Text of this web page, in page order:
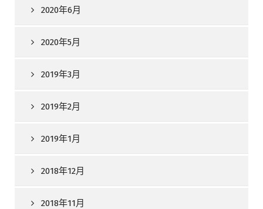
2020年6月
2020年5月
2019年3月
2019年2月
2019年1月
2018年12月
2018年11月